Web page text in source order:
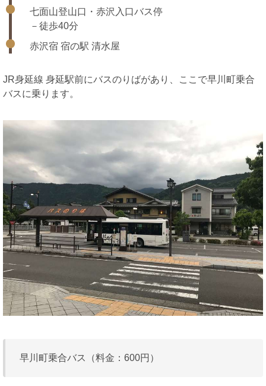
七面山登山口・赤沢入口バス停
－徒歩40分
赤沢宿 宿の駅 清水屋
JR身延線 身延駅前にバスのりばがあり、ここで早川町乗合
バスに乗ります。
早川町乗合バス（料金：600円）